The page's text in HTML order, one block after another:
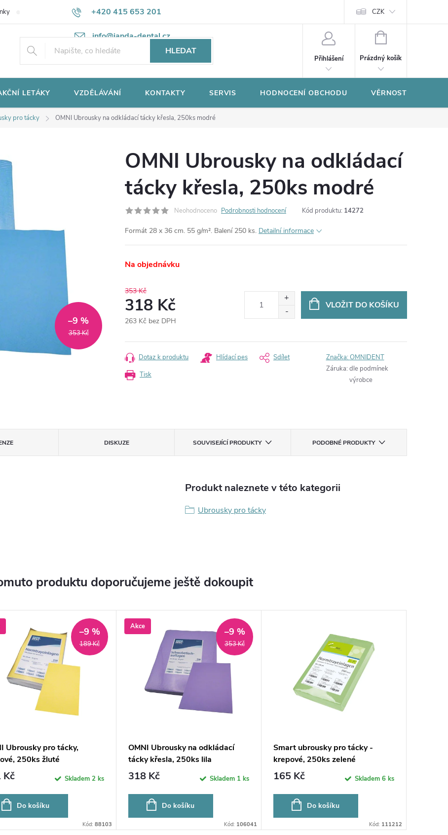
+420 415 653 201
info@janda-dental.cz
Potřebujete poradit? Ochrana osobních údajů CZK
HLEDAT
Přihlášení
NÁKUPNÍ
Prázdný košík
LETÁKY VZDĚLÁVÁNÍ KONTAKTY SERVIS HODNOCENÍ OBCHODU VĚRNOSTNÍ
pro tácky OMNI Ubrousky na odkládací tácky křesla, 250ks modré
353 Kč
–9 %
OMNI Ubrousky na odkládací
tácky křesla, 250ks modré
Neohodnoceno Podrobnosti hodnocení Kód produktu: 14272
Formát 28 x 36 cm. 55 g/m². Balení 250 ks. Detailní informace
Na objednávku
353 Kč
318 Kč
263 Kč bez DPH
cena:
VLOŽIT DO KOŠÍKU
Tisk
Dotaz k produktu Hlídací pes Sdílet Značka:OMNIDENT
Záruka: dle podmínek
výrobce
DISKUZE SOUVISEJÍCÍ PRODUKTY PODOBNÉ PRODUKTY
Produkt naleznete v této kategorii
Ubrousky pro tácky
produktu doporučujeme ještě dokoupit
189 Kč
–9 %
Ubrousky pro tácky,
250ks žluté
Kč Skladem 2 ks
Do košíku
Kód: 88103
Akce
353 Kč
–9 %
OMNI Ubrousky na odkládací
tácky křesla, 250ks lila
318 Kč Skladem 1 ks
Do košíku
Kód: 106041
Smart ubrousky pro tácky -
krepové, 250ks zelené
165 Kč Skladem 6 ks
Do košíku
Kód: 111212